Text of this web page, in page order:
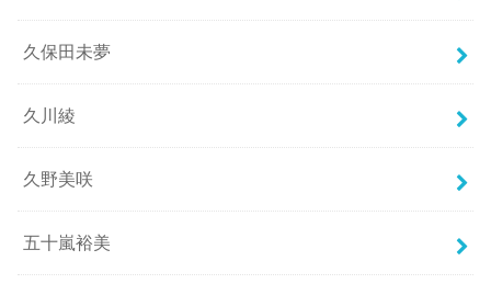
久保田未夢
久川綾
久野美咲
五十嵐裕美